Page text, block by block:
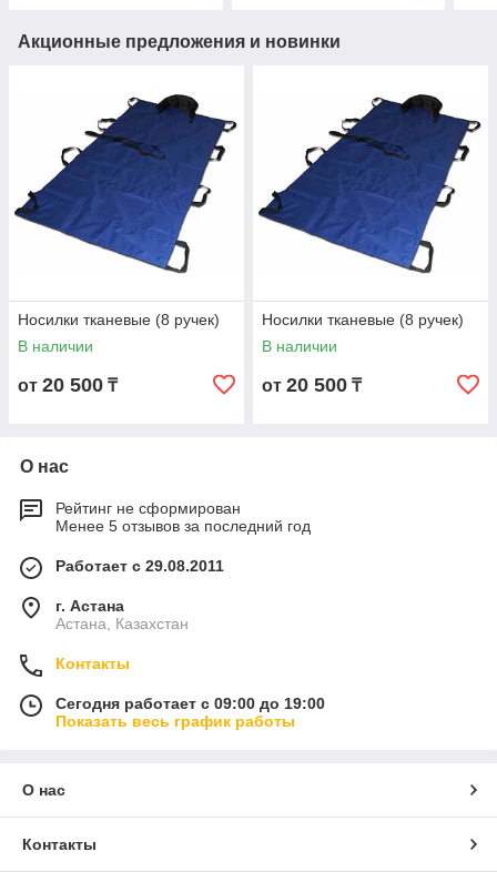
Акционные предложения и новинки
Носилки тканевые (8 ручек)
В наличии
от 20 500 ₸
Носилки тканевые (8 ручек)
В наличии
от 20 500 ₸
О нас
Рейтинг не сформирован
Менее 5 отзывов за последний год
Работает с 29.08.2011
г. Астана
Астана, Казахстан
Контакты
Сегодня работает с 09:00 до 19:00
Показать весь график работы
О нас
Контакты